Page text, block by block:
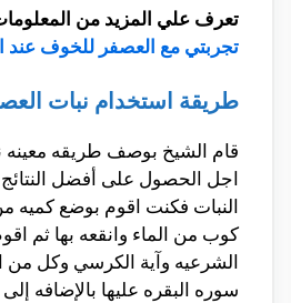
تعرف علي المزيد من
تجربتي مع العصفر للخوف عند
طريقة استخدام نبات
قام الشيخ بوصف طريقه معينه
اجل الحصول على أفضل
النبات فكنت اقوم بوضع كميه
كوب من الماء وانقعه بها ثم
الشرعيه وآية الكرسي وكل من
سوره البقره عليها بالإضافه